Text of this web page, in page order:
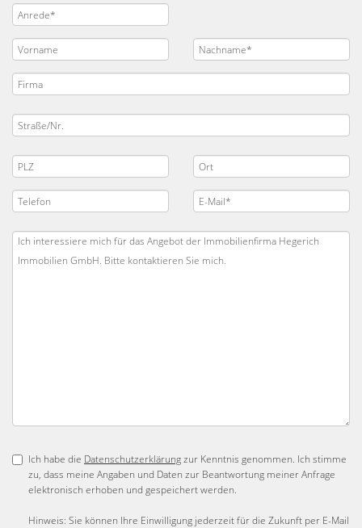
Ich habe die Datenschutzerklärungzur Kenntnis genommen. Ich stimme
zu, dass meine Angaben und Daten zur Beantwortung meiner Anfrage
elektronisch erhoben und gespeichert werden.
Hinweis: Sie können Ihre Einwilligung jederzeit für die Zukunft per E-Mail